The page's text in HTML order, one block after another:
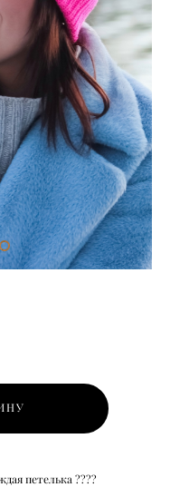
петелька ????